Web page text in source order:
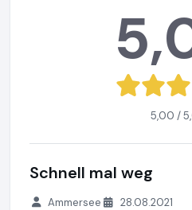
5,00 /
Schnell mal weg
Ammersee 28.08.2021